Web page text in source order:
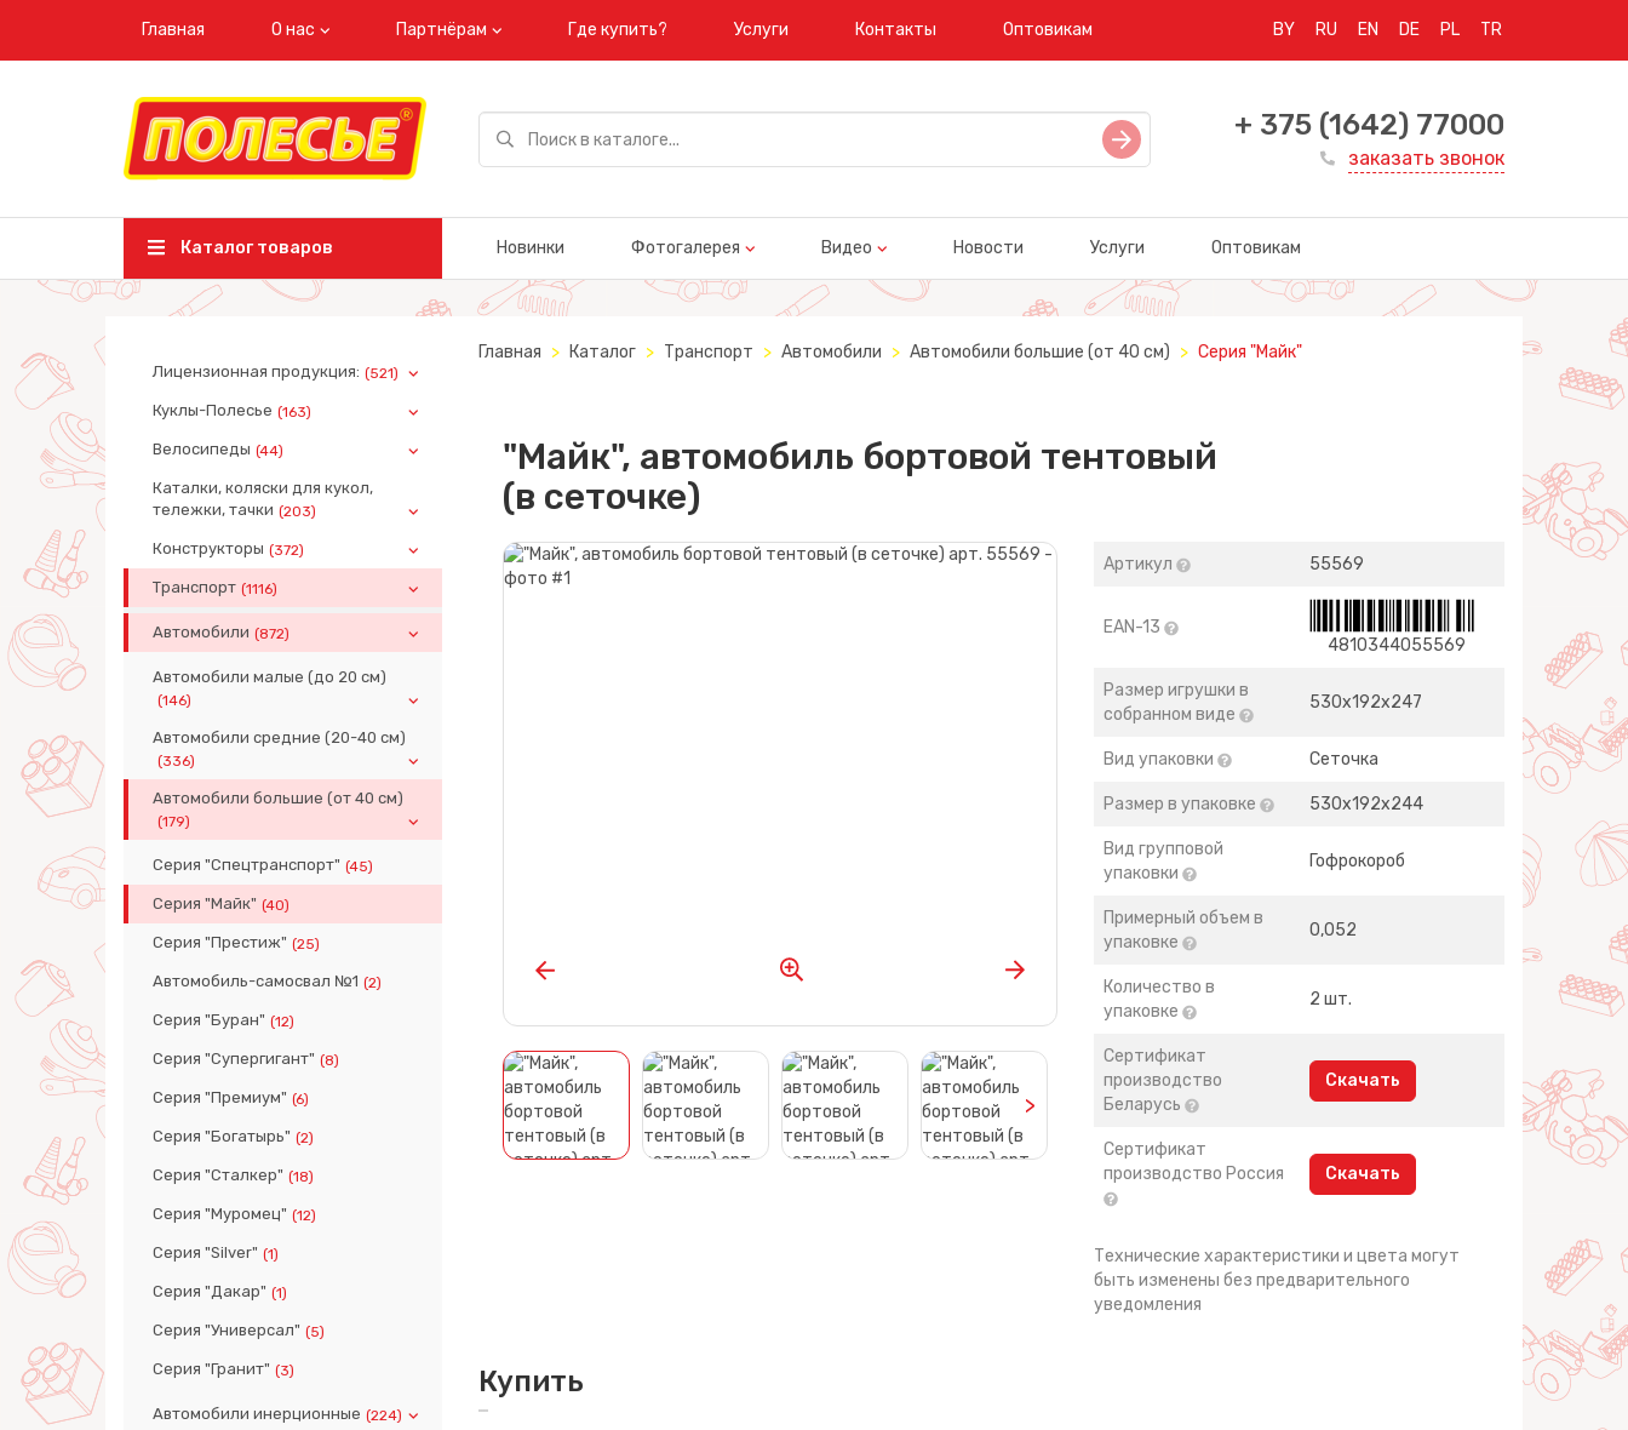
Главная О нас Партнёрам Где купить? Услуги Контакты Оптовикам BY RU EN DE PL TR
+ 375 (1642) 77000
заказать звонок
Каталог товаров Новинки Фотогалерея Видео Новости Услуги Оптовикам
Лицензионная продукция: (521)
Куклы-Полесье (163)
Велосипеды (44)
Каталки, коляски для кукол,
тележки, тачки (203)
Конструкторы (372)
Транспорт (1116)
Автомобили (872)
Автомобили малые (до 20 см)
(146)
Автомобили средние (20-40 см)
(336)
Автомобили большие (от 40 см)
(179)
Серия "Спецтранспорт" (45)
Серия "Майк" (40)
Серия "Престиж" (25)
Автомобиль-самосвал №1 (2)
Серия "Буран" (12)
Серия "Супергигант" (8)
Серия "Премиум" (6)
Серия "Богатырь" (2)
Серия "Сталкер" (18)
Серия "Муромец" (12)
Серия "Silver" (1)
Серия "Дакар" (1)
Серия "Универсал" (5)
Серия "Гранит" (3)
Автомобили инерционные (224)
Главная Каталог Транспорт Автомобили Автомобили большие (от 40 см) Серия "Майк"
"Майк", автомобиль бортовой тентовый
(в сеточке)
>
Артикул 55569
EAN-13
4810344055569
Размер игрушки в
собранном виде
530х192х247
Вид упаковки Сеточка
Размер в упаковке 530х192х244
Вид групповой
упаковки
Гофрокороб
Примерный объем в
упаковке
0,052
Количество в
упаковке
2 шт.
Сертификат
производство
Беларусь
Скачать
Сертификат
производство Россия
Скачать
Технические характеристики и цвета могут
быть изменены без предварительного
уведомления
Купить